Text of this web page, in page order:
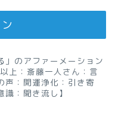
」のアファーメーション
上：斎藤一人さん：言
声：開運浄化：引き寄
識：聞き流し】